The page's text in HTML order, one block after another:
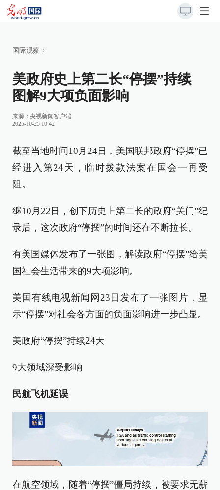
国际观察 >
美政府史上第二长“停摆”持续
图解9大项负面影响
来源： 央视新闻客户端
2025-10-25 10:42
截至当地时间10月24日，美国联邦政府“停摆”已
经进入第24天，临时拨款法案在国会一再受
阻。
继10月22日，创下历史上第二长的政府“关门”纪
录后，这次政府“停摆”的时间还在不断拉长。
有美国媒体发布了一张图，解读政府“停摆”给美
国社会生活带来的9大项影响。
美国有线电视新闻网23日发布了一张图片，显
示“停摆”对社会各方面的负面影响进一步凸显。
美政府“停摆”持续24天
9大领域深受影响
民航飞机延误
在航空领域，随着“停摆”僵局持续，被要求无薪